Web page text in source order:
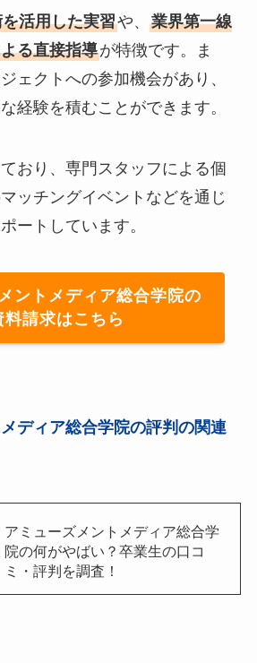
活用した実習や、 業界第一線
る直接指導が特徴です。ま
ェクトへの参加機会があり、
経験を積むことができます。
おり、専門スタッフによる個
ッチングイベントなどを通じ
ートしています。
ントメディア総合学院の
料請求はこちら
ディア総合学院の評判の関連
アミューズメントメディア総合学
院の何がやばい？卒業生の口コ
ミ・評判を調査！